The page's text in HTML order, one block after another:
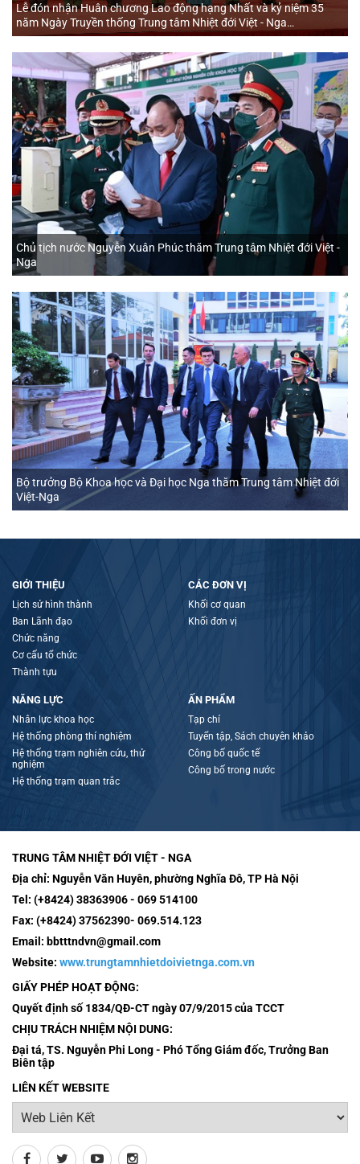
Lễ đón nhận Huân chương Lao động hạng Nhất và kỷ niệm 35
năm Ngày Truyền thống Trung tâm Nhiệt đới Việt - Nga
(07/3/1988 - 07/3/2023)
Chủ tịch nước Nguyễn Xuân Phúc thăm Trung tâm Nhiệt đới Việt -
Nga
Bộ trưởng Bộ Khoa học và Đại học Nga thăm Trung tâm Nhiệt đới
Việt-Nga
GIỚI THIỆU
Lịch sử hình thành
Ban Lãnh đạo
Chức năng
Cơ cấu tổ chức
Thành tựu
CÁC ĐƠN VỊ
Khối cơ quan
Khối đơn vị
NĂNG LỰC
Nhân lực khoa học
Hệ thống phòng thí nghiệm
Hệ thống trạm nghiên cứu, thử
nghiệm
Hệ thống trạm quan trắc
ẤN PHẨM
Tạp chí
Tuyển tập, Sách chuyên khảo
Công bố quốc tế
Công bố trong nước
TRUNG TÂM NHIỆT ĐỚI VIỆT - NGA
Địa chỉ: Nguyễn Văn Huyên, phường Nghĩa Đô, TP Hà Nội
Tel: (+8424) 38363906 - 069 514100
Fax: (+8424) 37562390- 069.514.123
Email: bbtttndvn@gmail.com
Website: www.trungtamnhietdoivietnga.com.vn
GIẤY PHÉP HOẠT ĐỘNG:
Quyết định số 1834/QĐ-CT ngày 07/9/2015 của TCCT
CHỊU TRÁCH NHIỆM NỘI DUNG:
Đại tá, TS. Nguyễn Phi Long - Phó Tổng Giám đốc, Trưởng Ban
Biên tập
LIÊN KẾT WEBSITE